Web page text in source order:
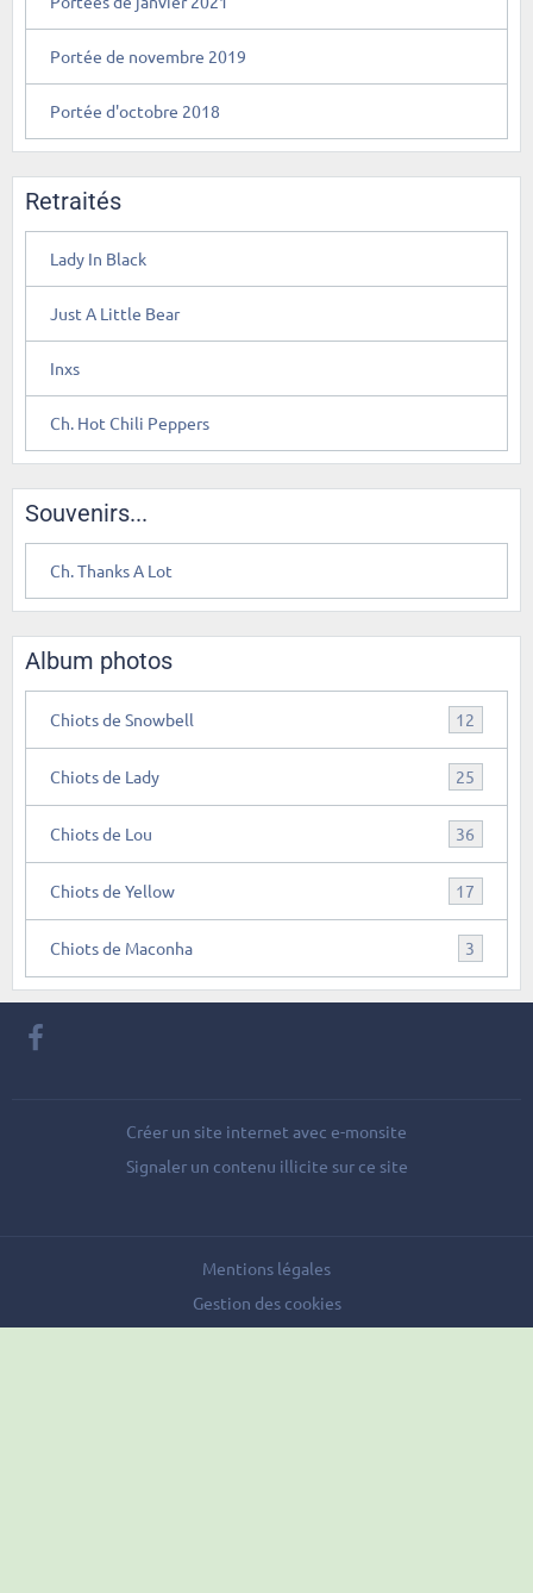
Portée de novembre 2019
Portée d'octobre 2018
Retraités
Lady In Black
Just A Little Bear
Inxs
Ch. Hot Chili Peppers
Souvenirs...
Ch. Thanks A Lot
Album photos
Chiots de Snowbell 12
Chiots de Lady 25
Chiots de Lou 36
Chiots de Yellow 17
Chiots de Maconha 3
Créer un site internet avec e-monsite
Signaler un contenu illicite sur ce site
Mentions légales
Gestion des cookies